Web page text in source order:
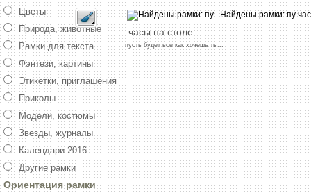
Цветы
Природа, животные
Рамки для текста
Фэнтези, картины
Этикетки, приглашения
Приколы
Модели, костюмы
Звезды, журналы
Календари 2016
Другие рамки
Ориентация рамки
часы на столе
пусть будет все как хочешь ты...